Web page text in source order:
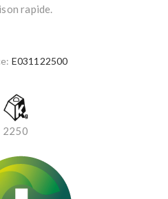
rapide.
E031122500
2250